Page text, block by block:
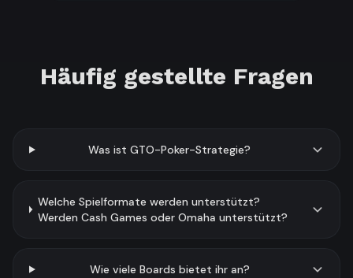
Häufig gestellte Fragen
Was ist GTO-Poker-Strategie?
Welche Spielformate werden unterstützt?
Werden Cash Games oder Omaha unterstützt?
Wie viele Boards bietet ihr an?